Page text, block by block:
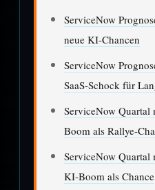
ServiceNow
neue KI-Chancen
ServiceNow
SaaS-Schock für
ServiceNow
Boom als Rallye-
ServiceNow Quartal
KI-Boom als Chance